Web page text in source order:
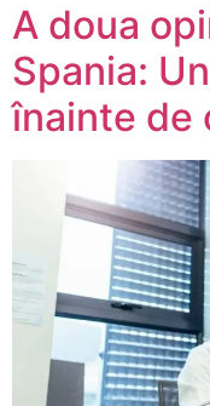
A doua
Spania:
înainte de